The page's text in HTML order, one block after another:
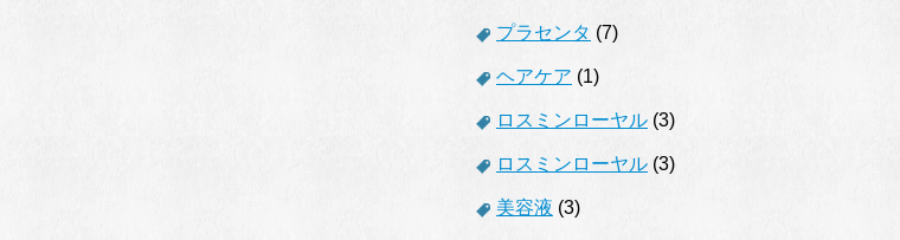
プラセンタ (7)
ヘアケア (1)
ロスミンローヤル (3)
ロスミンローヤル (3)
美容液 (3)